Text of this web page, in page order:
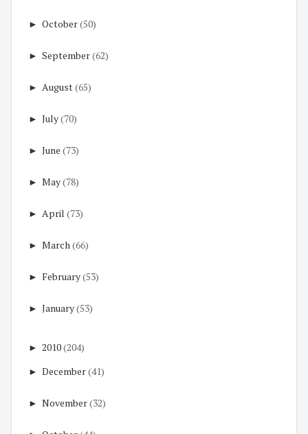
► October(50)
► September(62)
► August(65)
► July(70)
► June (73)
► May(78)
► April (73)
► March(66)
► February(53)
► January(53)
► 2010(204)
► December(41)
► November(32)